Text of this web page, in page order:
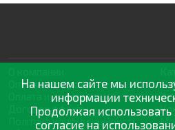
4. Системные. Перемещаются
растения, поэтому
вредителей, которые
корнях
Оптовая продажа
Оплата и доставка
Договор оферты
Політика конфіденційності
На нашем сайте мы
информации
Продолжая использовать
согласие на